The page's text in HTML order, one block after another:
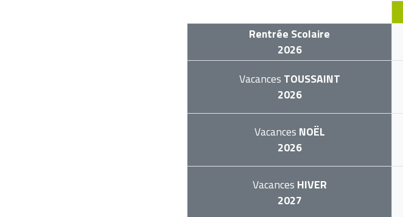
Rentrée Scolaire
2026
Vacances TOUSSAINT
2026
Vacances NOËL
2026
Vacances HIVER
2027